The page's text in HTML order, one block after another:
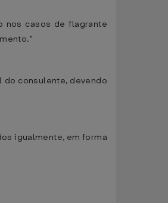
nos casos de flagrante
do consulente, devendo
igualmente, em forma